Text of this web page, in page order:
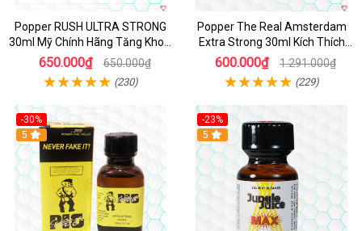
Popper RUSH ULTRA STRONG
30ml Mỹ Chính Hãng Tăng Khoái
Cảm
650.000₫ 650.000₫
(230)
Popper The Real Amsterdam
Extra Strong 30ml Kích Thích
Cường Độ Cao
600.000₫ 1.291.000₫
(229)
-30%
5
-23%
5